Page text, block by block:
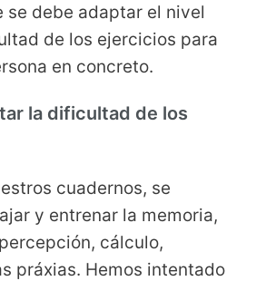
se debe adaptar el nivel
de los ejercicios para
en concreto.
la dificultad de los
cuadernos, se
y entrenar la memoria,
cálculo,
práxias. Hemos intentado